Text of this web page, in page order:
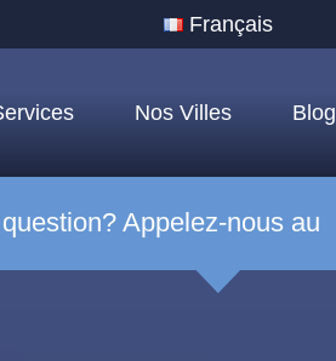
Français
Nos Villes Blog
Appelez-nous au